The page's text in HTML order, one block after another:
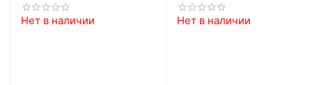
Нет в наличии Нет в наличии